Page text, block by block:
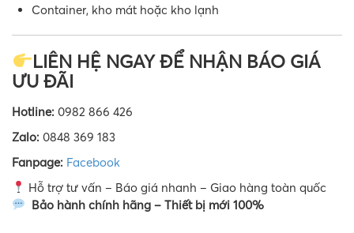
Container, kho mát hoặc kho lạnh
LIÊN HỆ NGAY ĐỂ NHẬN BÁO GIÁ
ƯU ĐÃI
Hotline: 0982 866 426
Zalo: 0848 369 183
Fanpage: Facebook
Hỗ trợ tư vấn – Báo giá nhanh – Giao hàng toàn quốc
Bảo hành chính hãng – Thiết bị mới 100%